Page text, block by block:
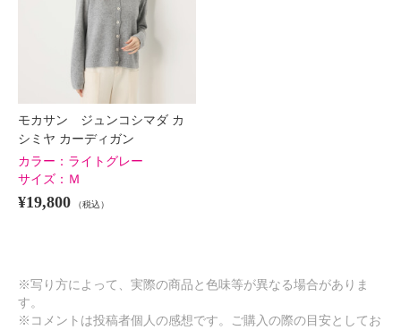
モカサン ジュンコシマダ カ
シミヤ カーディガン
カラー： ライトグレー
サイズ： Ｍ
¥19,800 （税込）
※写り方によって、実際の商品と色味等が異なる場合がありま
す。
※コメントは投稿者個人の感想です。ご購入の際の目安としてお